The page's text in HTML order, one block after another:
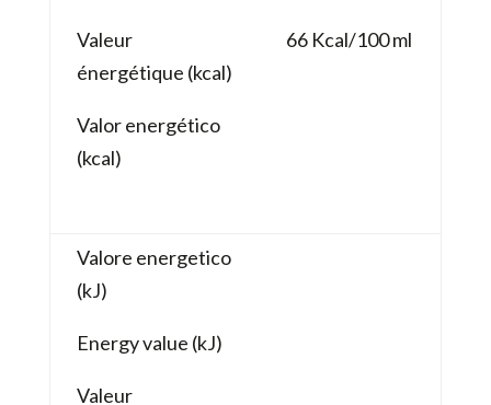
Valeur
énergétique (kcal)
Valor energético
(kcal)
66 Kcal/100 ml
Valore energetico
(kJ)
Energy value (kJ)
Valeur